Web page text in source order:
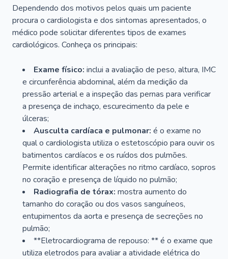
Dependendo dos motivos pelos quais um paciente
procura o cardiologista e dos sintomas apresentados, o
médico pode solicitar diferentes tipos de exames
cardiológicos. Conheça os principais:
Exame físico: inclui a avaliação de peso, altura, IMC
e circunferência abdominal, além da medição da
pressão arterial e a inspeção das pernas para verificar
a presença de inchaço, escurecimento da pele e
úlceras;
Ausculta cardíaca e pulmonar: é o exame no
qual o cardiologista utiliza o estetoscópio para ouvir os
batimentos cardíacos e os ruídos dos pulmões.
Permite identificar alterações no ritmo cardíaco, sopros
no coração e presença de líquido no pulmão;
Radiografia de tórax: mostra aumento do
tamanho do coração ou dos vasos sanguíneos,
entupimentos da aorta e presença de secreções no
pulmão;
**Eletrocardiograma de repouso: ** é o exame que
utiliza eletrodos para avaliar a atividade elétrica do